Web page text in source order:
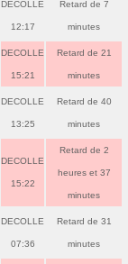
DECOLLE
12:17
Retard de 7
minutes
DECOLLE
15:21
Retard de 21
minutes
DECOLLE
13:25
Retard de 40
minutes
DECOLLE
15:22
Retard de 2
heures et 37
minutes
DECOLLE
07:36
Retard de 31
minutes